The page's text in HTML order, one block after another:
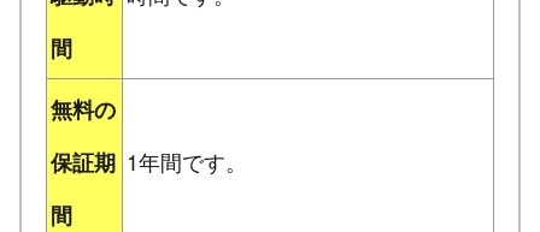
間
無料の
保証期
間
1年間です。